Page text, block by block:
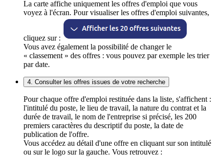
La carte affiche uniquement les offres d'emploi que vous
voyez à l'écran. Pour visualiser les offres d'emploi suivantes,
cliquez sur :
Vous avez également la possibilité de changer le
« classement » des offres : vous pouvez par exemple les trier
par date.
4. Consulter les offres issues de votre recherche
Pour chaque offre d'emploi restituée dans la liste, s'affichent :
l'intitulé du poste, le lieu de travail, la nature du contrat et la
durée de travail, le nom de l'entreprise si précisé, les 200
premiers caractères du descriptif du poste, la date de
publication de l'offre.
Vous accédez au détail d'une offre en cliquant sur son intitulé
ou sur le logo sur la gauche. Vous retrouvez :